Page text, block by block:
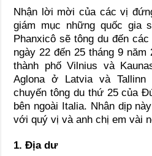
Nhận lời mời của các vị
giám mục những quốc gia
Phanxicô sẽ tông du đến
ngày 22 đến 25 tháng 9
thành phố Vilnius và
Aglona ở Latvia và
chuyến tông du thứ 25 của
bên ngoài Italia. Nhân dịp
với quý vị và anh chị em vài
1. Địa dư